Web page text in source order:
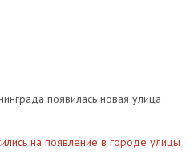
появилась новая улица
на появление в городе улицы